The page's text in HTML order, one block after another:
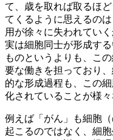
て、歳を取れば取るほ
てくるように思えるの
用が徐々に失われていく
実は細胞同士が形成す
ものというよりも、こ
要な働きを担っており
的な形成過程も、この
化されていることが様
例えば「がん」も細胞
起こるのではなく、細